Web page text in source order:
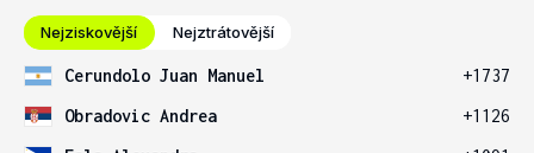
Nejziskovější Nejztrátovější
Cerundolo Juan Manuel
+1737
Obradovic Andrea
+1126